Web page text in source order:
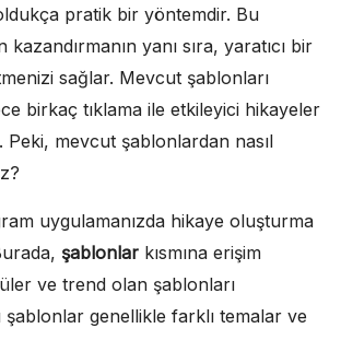
pratik bir yöntemdir. Bu
yanı sıra, yaratıcı bir
sağlar. Mevcut şablonları
birkaç tıklama ile etkileyici hikayeler
mevcut şablonlardan nasıl
uygulamanızda hikaye oluşturma
şablonlar kısmına erişim
ve trend olan şablonları
genellikle farklı temalar ve